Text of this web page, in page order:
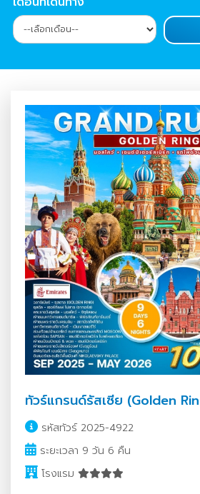
ทัวร์แกรนด์รัสเซีย (Golden
รหัสทัวร์ 2025-4922
ระยะเวลา 9 วัน 6 คืน
โรงแรม